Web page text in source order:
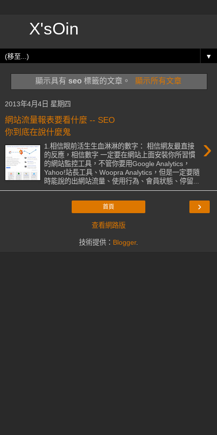
X'sOin
▼
顯示具有 seo 標籤的文章。 顯示所有文章
2013年4月4日 星期四
網站流量報表要看什麼 -- SEO
你到底在說什麼鬼
›
1.相信眼前活生生血淋淋的數字： 相信網友最直接
的反應，相信數字 一定要在網站上面安裝你所習慣
的網站監控工具，不管你要用Google Analytics，
Yahoo!站長工具、Woopra Analytics，但是一定要隨
時能說的出網站流量、使用行為、會員狀態、停留...
›
首頁
查看網路版
技術提供： Blogger.